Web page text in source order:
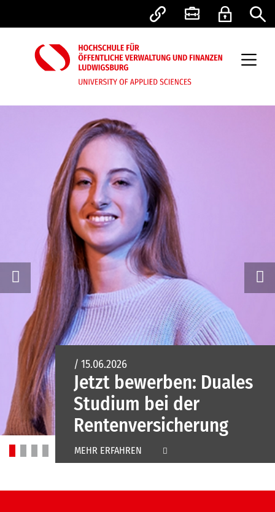
/ 15.06.2026
Jetzt bewerben: Duales
Studium bei der
Rentenversicherung
MEHR ERFAHREN